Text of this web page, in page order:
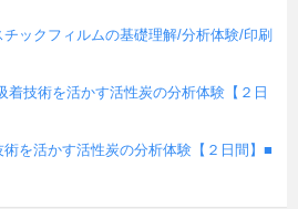
ックフィルムの基礎理解/分析体験/印刷
着技術を活かす活性炭の分析体験【２日
を活かす活性炭の分析体験【２日間】■